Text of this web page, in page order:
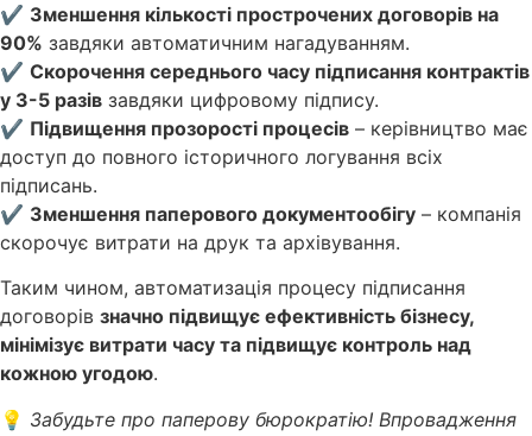
✔ Зменшення кількості прострочених договорів на
90% завдяки автоматичним нагадуванням.
✔ Скорочення середнього часу підписання контрактів
у 3-5 разів завдяки цифровому підпису.
✔ Підвищення прозорості процесів – керівництво має
доступ до повного історичного логування всіх
підписань.
✔ Зменшення паперового документообігу – компанія
скорочує витрати на друк та архівування.
Таким чином, автоматизація процесу підписання
договорів значно підвищує ефективність бізнесу,
мінімізує витрати часу та підвищує контроль над
кожною угодою.
💡 Забудьте про паперову бюрократію! Впровадження